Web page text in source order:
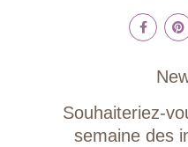
Souhaiteriez-
semaine des